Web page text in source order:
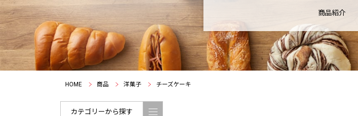
商品紹介
HOME 商品 洋菓子 チーズケーキ
カテゴリーから探す